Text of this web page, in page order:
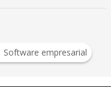
Software empresarial